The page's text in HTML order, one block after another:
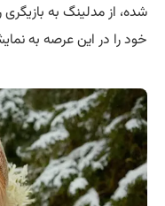
شده، از مدلینگ به
خود را در این عرصه به